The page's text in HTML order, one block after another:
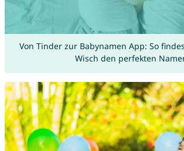
Von Tinder zur Babynamen App: So
Wisch den perfekten